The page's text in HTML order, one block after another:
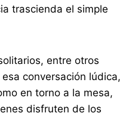
trascienda el simple
entre otros
conversación lúdica,
en torno a la mesa,
disfruten de los